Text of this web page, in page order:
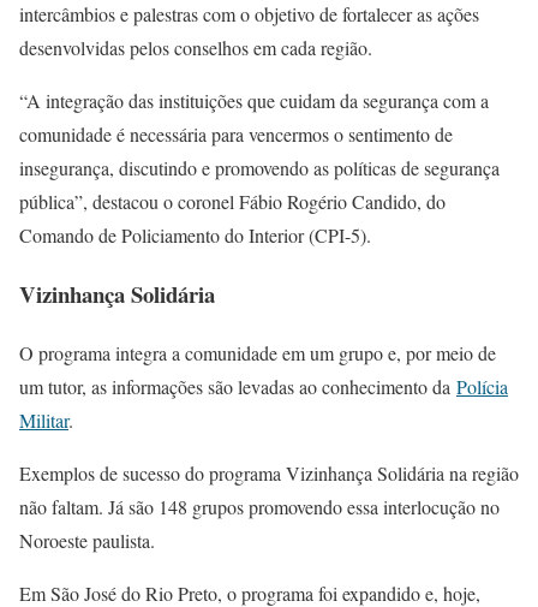
intercâmbios e palestras com o objetivo de fortalecer as ações
desenvolvidas pelos conselhos em cada região.
“A integração das instituições que cuidam da segurança com a
comunidade é necessária para vencermos o sentimento de
insegurança, discutindo e promovendo as políticas de segurança
pública”, destacou o coronel Fábio Rogério Candido, do
Comando de Policiamento do Interior (CPI-5).
Vizinhança Solidária
O programa integra a comunidade em um grupo e, por meio de
um tutor, as informações são levadas ao conhecimento da Polícia
Militar.
Exemplos de sucesso do programa Vizinhança Solidária na região
não faltam. Já são 148 grupos promovendo essa interlocução no
Noroeste paulista.
Em São José do Rio Preto, o programa foi expandido e, hoje,